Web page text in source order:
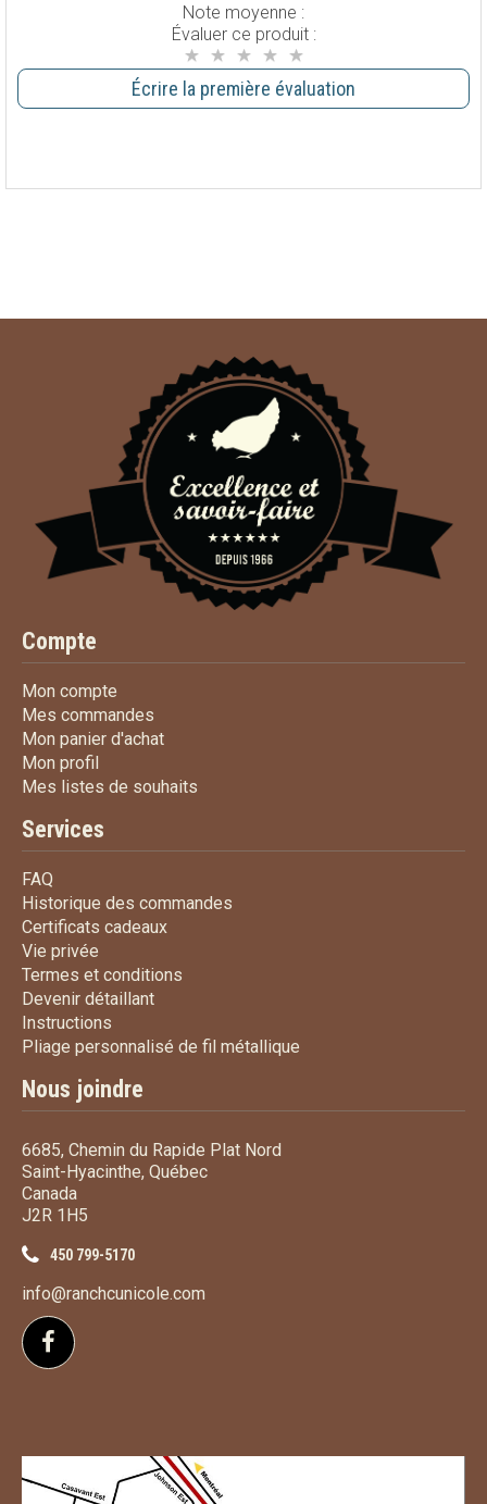
Note moyenne :
Évaluer ce produit :
Écrire la première évaluation
Compte
Mon compte
Mes commandes
Mon panier d'achatMon panier d'achat
Mon profil
Mes listes de souhaits
Services
FAQ
Historique des commandes
Certificats cadeauxCertificats cadeaux
Vie privée
Termes et conditions
Devenir détaillantDevenir détaillant
Instructions
Pliage personnalisé de fil métallique
Nous joindre
6685, Chemin du Rapide Plat Nord
Saint-Hyacinthe, Québec
Canada
J2R 1H5
450 799-5170
info@ranchcunicole.com
Suivez-nous sur Facebook